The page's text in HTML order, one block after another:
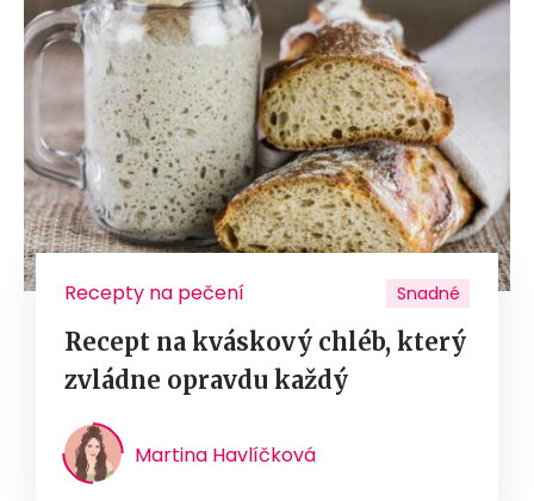
Recepty na pečení Snadné
Recept na kváskový chléb, který
zvládne opravdu každý
Martina Havlíčková